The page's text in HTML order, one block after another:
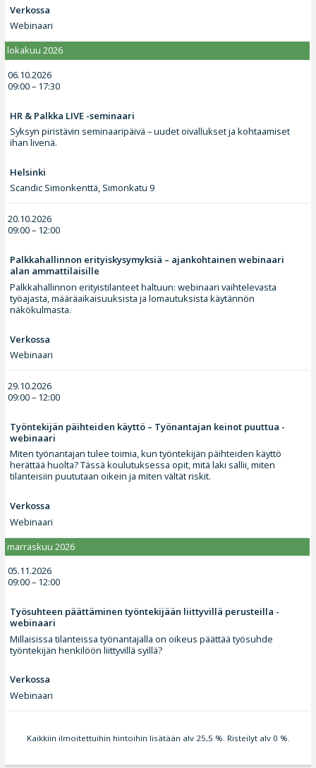
Verkossa
Webinaari
lokakuu 2026
06.10.2026
09:00 – 17:30
HR & Palkka LIVE -seminaari
Syksyn piristävin seminaaripäivä – uudet oivallukset ja kohtaamiset
ihan livenä.
Helsinki
Scandic Simonkenttä, Simonkatu 9
20.10.2026
09:00 – 12:00
Palkkahallinnon erityiskysymyksiä – ajankohtainen webinaari
alan ammattilaisille
Palkkahallinnon erityistilanteet haltuun: webinaari vaihtelevasta
työajasta, määräaikaisuuksista ja lomautuksista käytännön
näkökulmasta.
Verkossa
Webinaari
29.10.2026
09:00 – 12:00
Työntekijän päihteiden käyttö – Työnantajan keinot puuttua -
webinaari
Miten työnantajan tulee toimia, kun työntekijän päihteiden käyttö
herättää huolta? Tässä koulutuksessa opit, mitä laki sallii, miten
tilanteisiin puututaan oikein ja miten vältät riskit.
Verkossa
Webinaari
marraskuu 2026
05.11.2026
09:00 – 12:00
Työsuhteen päättäminen työntekijään liittyvillä perusteilla -
webinaari
Millaisissa tilanteissa työnantajalla on oikeus päättää työsuhde
työntekijän henkilöön liittyvillä syillä?
Verkossa
Webinaari
Kaikkiin ilmoitettuihin hintoihin lisätään alv 25,5 %. Risteilyt alv 0 %.